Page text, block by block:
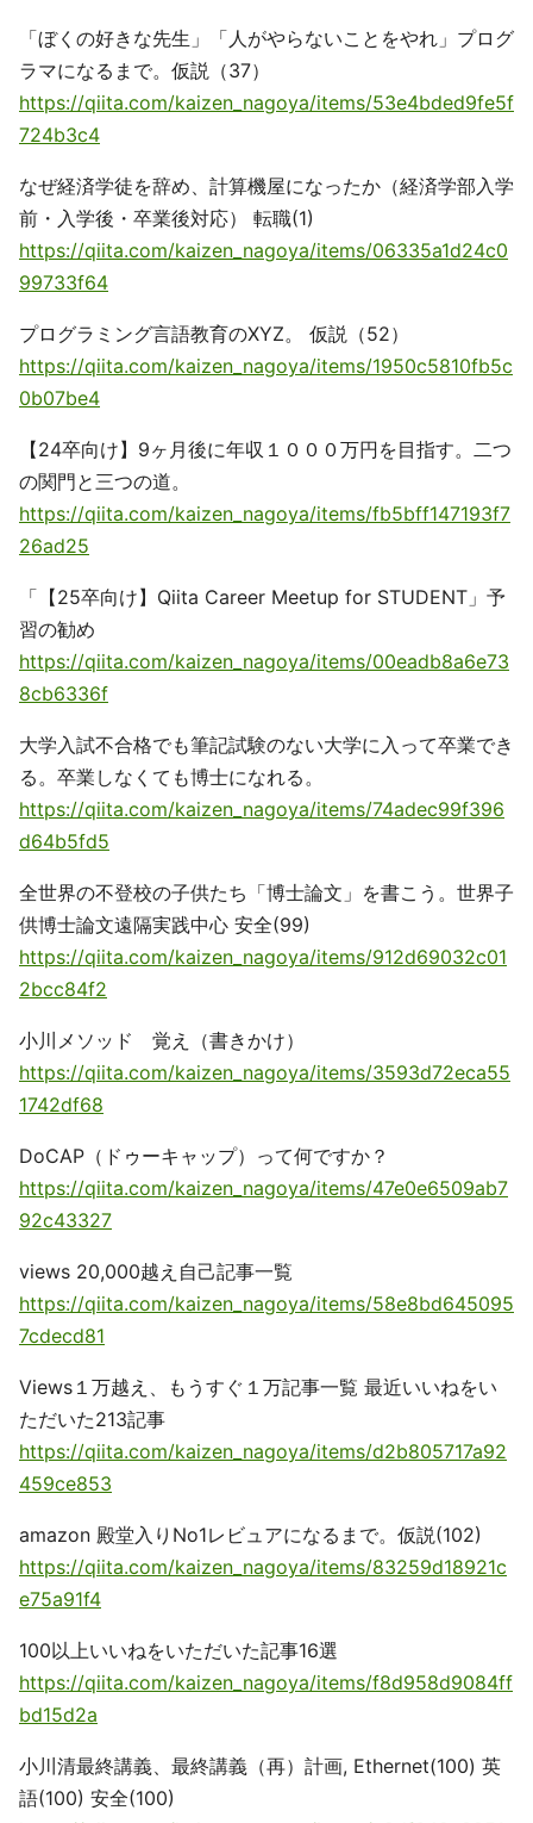
「ぼくの好きな先生」「人がやらないことをやれ」プログ
ラマになるまで。仮説（37）
https://qiita.com/kaizen_nagoya/items/53e4bded9fe5f
724b3c4
なぜ経済学徒を辞め、計算機屋になったか（経済学部入学
前・入学後・卒業後対応） 転職(1)
https://qiita.com/kaizen_nagoya/items/06335a1d24c0
99733f64
プログラミング言語教育のXYZ。 仮説（52）
https://qiita.com/kaizen_nagoya/items/1950c5810fb5c
0b07be4
【24卒向け】9ヶ月後に年収１０００万円を目指す。二つ
の関門と三つの道。
https://qiita.com/kaizen_nagoya/items/fb5bff147193f7
26ad25
「【25卒向け】Qiita Career Meetup for STUDENT」予
習の勧め
https://qiita.com/kaizen_nagoya/items/00eadb8a6e73
8cb6336f
大学入試不合格でも筆記試験のない大学に入って卒業でき
る。卒業しなくても博士になれる。
https://qiita.com/kaizen_nagoya/items/74adec99f396
d64b5fd5
全世界の不登校の子供たち「博士論文」を書こう。世界子
供博士論文遠隔実践中心 安全(99)
https://qiita.com/kaizen_nagoya/items/912d69032c01
2bcc84f2
小川メソッド 覚え（書きかけ）
https://qiita.com/kaizen_nagoya/items/3593d72eca55
1742df68
DoCAP（ドゥーキャップ）って何ですか？
https://qiita.com/kaizen_nagoya/items/47e0e6509ab7
92c43327
views 20,000越え自己記事一覧
https://qiita.com/kaizen_nagoya/items/58e8bd645095
7cdecd81
Views１万越え、もうすぐ１万記事一覧 最近いいねをい
ただいた213記事
https://qiita.com/kaizen_nagoya/items/d2b805717a92
459ce853
amazon 殿堂入りNo1レビュアになるまで。仮説(102)
https://qiita.com/kaizen_nagoya/items/83259d18921c
e75a91f4
100以上いいねをいただいた記事16選
https://qiita.com/kaizen_nagoya/items/f8d958d9084ff
bd15d2a
小川清最終講義、最終講義（再）計画, Ethernet(100) 英
語(100) 安全(100)